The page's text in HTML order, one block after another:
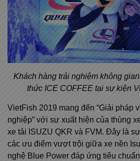
Khách hàng trải nghiệm không
thức ICE COFFEE tại sự kiện
VietFish 2019 mang đến “Giải pháp
nghiệp” với sự xuất hiện của thùng
xe tải ISUZU QKR và FVM. Đây là
các ưu điểm vượt trội giữa xe nền
nghệ Blue Power đáp ứng tiêu